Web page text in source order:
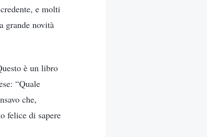
e molti
grande novità
è un libro
“Quale
che,
felice di sapere